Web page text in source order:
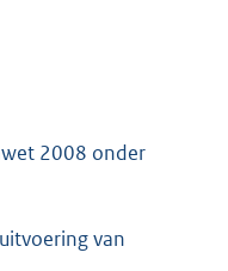
2008 onder
van